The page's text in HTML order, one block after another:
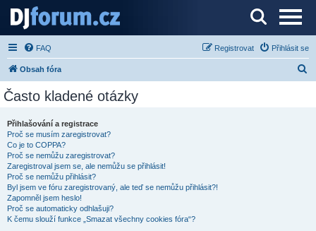
Server o DJ technice a DJingu
FAQ Přihlásit se
Registrovat
Obsah fóra
Často kladené otázky
Přihlašování a registrace
Proč se musím zaregistrovat?
Co je to COPPA?
Proč se nemůžu zaregistrovat?
Zaregistroval jsem se, ale nemůžu se přihlásit!
Proč se nemůžu přihlásit?
Byl jsem ve fóru zaregistrovaný, ale teď se nemůžu přihlásit?!
Zapomněl jsem heslo!
Proč se automaticky odhlašuji?
K čemu slouží funkce „Smazat všechny cookies fóra“?